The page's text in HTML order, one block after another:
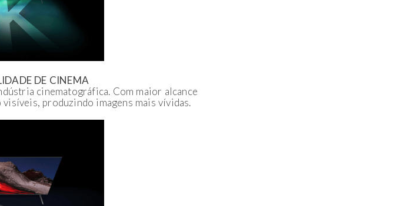
DE CINEMA
cinematográfica. Com maior alcance
produzindo imagens mais vívidas.